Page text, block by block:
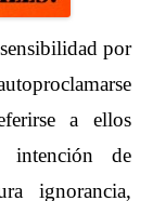
por
a ellos
de
ignorancia,